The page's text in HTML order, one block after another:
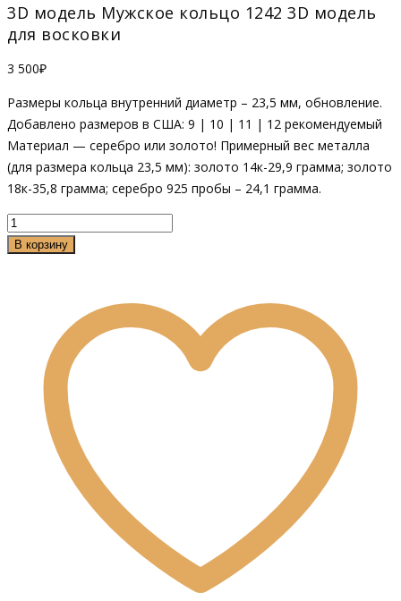
3D модель Мужское кольцо 1242 3D модель
для восковки
3 500₽
Размеры кольца внутренний диаметр – 23,5 мм, обновление.
Добавлено размеров в США: 9 | 10 | 11 | 12 рекомендуемый
Материал — серебро или золото! Примерный вес металла
(для размера кольца 23,5 мм): золото 14к-29,9 грамма; золото
18к-35,8 грамма; серебро 925 пробы – 24,1 грамма.
Количество
товара
модель
восковки
В корзину